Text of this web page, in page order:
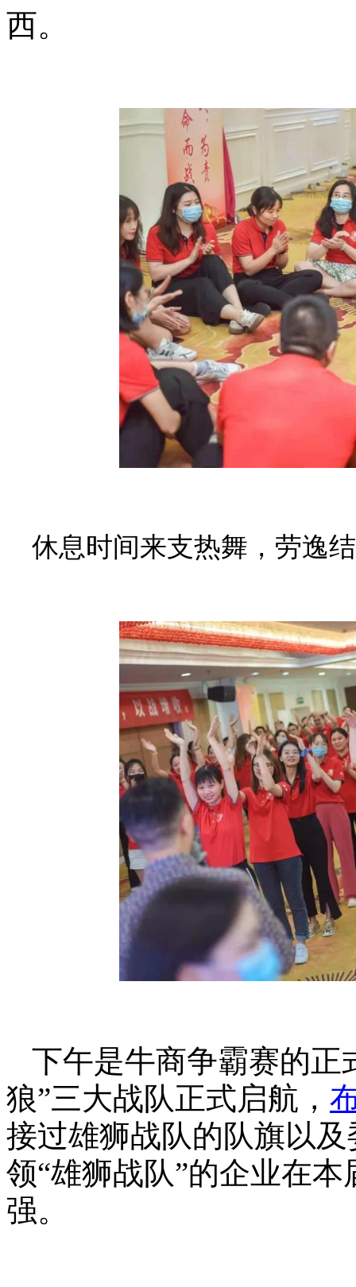
西。
休息时间来支热舞，劳逸
下午是牛商争霸赛的正
狼”三大战队正式启航，
接过雄狮战队的队旗以
领“雄狮战队”的企业在
强。